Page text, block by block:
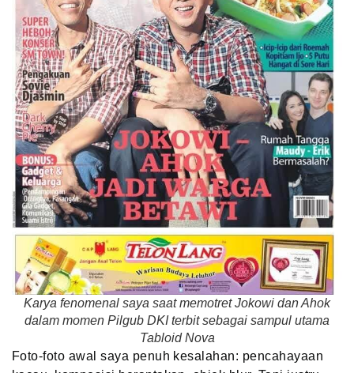
Karya fenomenal saya saat memotret Jokowi dan Ahok
dalam momen Pilgub DKI terbit sebagai sampul utama
Tabloid Nova
Foto-foto awal saya penuh kesalahan: pencahayaan